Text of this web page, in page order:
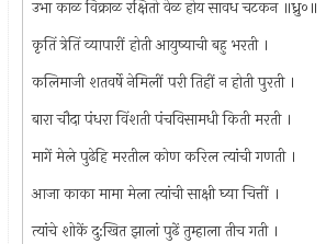
उभा काळ विक्राळ रक्षितो वेळ होय सावध चटकन ॥ध्रु०॥
कृतिं त्रेतिं व्यापारीं होती आयुष्याची बहु भरती ।
कलिमाजी शतवर्षे नेमिलीं परी तिहीं न होती पुरती ।
बारा चौदा पंधरा विंशती पंचविसामधी किती मरती ।
मागें मेले पुढेहि मरतील कोण करिल त्यांची गणती ।
आजा काका मामा मेला त्यांची साक्षी घ्या चित्तीं ।
त्यांचे शोकें दु:खित झालां पुढें तुम्हाला तीच गती ।